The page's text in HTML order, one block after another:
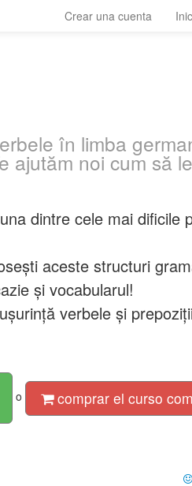
Crear una cuenta
în limba
ajutăm noi cum să le
dintre cele mai dificile
aceste structuri
și vocabularul!
verbele și
o comprar el curso